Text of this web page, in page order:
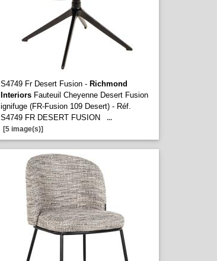
S4749 Fr Desert Fusion - Richmond
Interiors Fauteuil Cheyenne Desert Fusion
ignifuge (FR-Fusion 109 Desert) - Réf.
S4749 FR DESERT FUSION
...
[5 image(s)]